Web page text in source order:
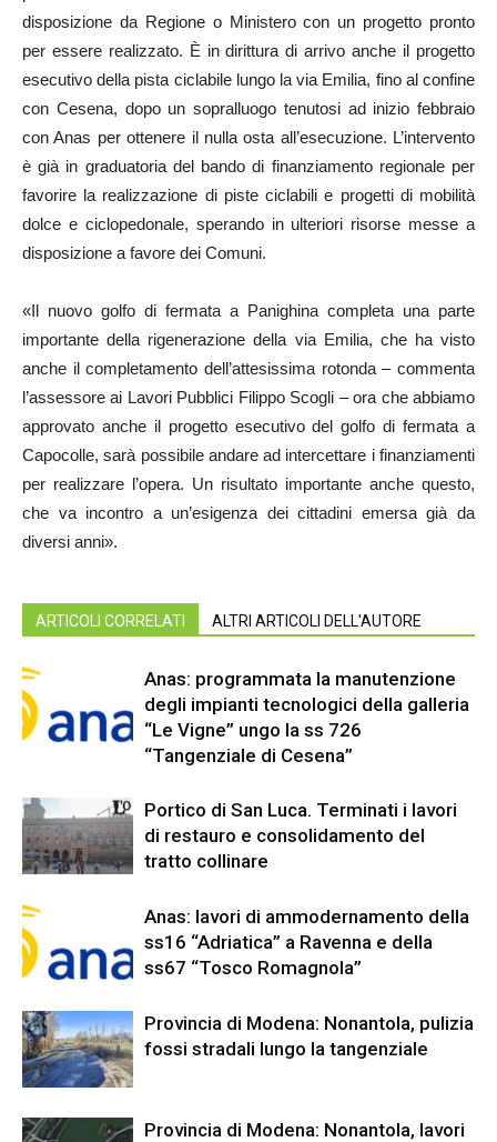
disposizione da Regione o Ministero con un progetto pronto
per essere realizzato. È in dirittura di arrivo anche il progetto
esecutivo della pista ciclabile lungo la via Emilia, fino al confine
con Cesena, dopo un sopralluogo tenutosi ad inizio febbraio
con Anas per ottenere il nulla osta all’esecuzione. L’intervento
è già in graduatoria del bando di finanziamento regionale per
favorire la realizzazione di piste ciclabili e progetti di mobilità
dolce e ciclopedonale, sperando in ulteriori risorse messe a
disposizione a favore dei Comuni.
«Il nuovo golfo di fermata a Panighina completa una parte
importante della rigenerazione della via Emilia, che ha visto
anche il completamento dell’attesissima rotonda – commenta
l’assessore ai Lavori Pubblici Filippo Scogli – ora che abbiamo
approvato anche il progetto esecutivo del golfo di fermata a
Capocolle, sarà possibile andare ad intercettare i finanziamenti
per realizzare l’opera. Un risultato importante anche questo,
che va incontro a un’esigenza dei cittadini emersa già da
diversi anni».
ARTICOLI CORRELATI ALTRI ARTICOLI DELL'AUTORE
Anas: programmata la manutenzione
degli impianti tecnologici della galleria
“Le Vigne” ungo la ss 726
“Tangenziale di Cesena”
Portico di San Luca. Terminati i lavori
di restauro e consolidamento del
tratto collinare
Anas: lavori di ammodernamento della
ss16 “Adriatica” a Ravenna e della
ss67 “Tosco Romagnola”
Provincia di Modena: Nonantola, pulizia
fossi stradali lungo la tangenziale
Provincia di Modena: Nonantola, lavori